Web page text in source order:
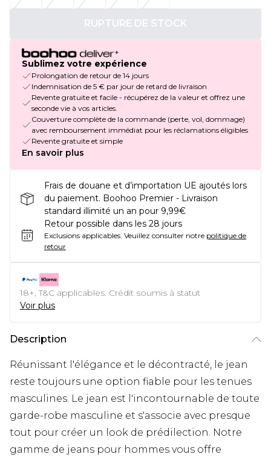
RUPTURE DE STOCK
Sublimez votre expérience
Prolongation de retour de 14 jours
Indemnisation de 5 € par jour de retard de livraison
Revente gratuite et facile - récupérez de la valeur et offrez une
seconde vie à vos articles.
Couverture complète de la commande (perte, vol, dommage)
avec remboursement immédiat pour les réclamations éligibles
Revente gratuite et simple
En savoir plus
Frais de douane et d’importation UE ajoutés lors
du paiement. Boohoo Premier - Livraison
standard illimité un an pour 9,99€
Retour possible dans les 28 jours
Exclusions applicables. Veuillez consulter notre politique de
retour
18+, T&C applicables. Crédit soumis à statut
Voir plus
Description
Réunissant l'élégance et le décontracté, le jean
reste toujours une option fiable pour les tenues
masculines. Le jean est l'incontournable de toute
garde-robe masculine et s'associe avec presque
tout pour créer un look de prédilection. Notre
gamme de jeans pour hommes vous offre